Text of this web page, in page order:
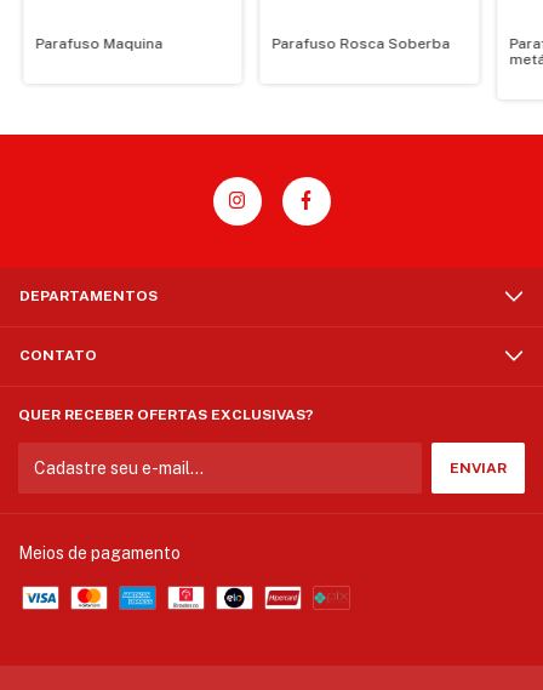
Parafuso Maquina Parafuso Rosca Soberba
DEPARTAMENTOS
CONTATO
QUER RECEBER OFERTAS EXCLUSIVAS?
Meios de pagamento